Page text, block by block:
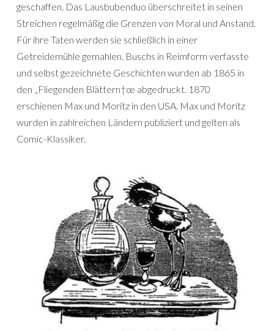
geschaffen. Das Lausbubenduo überschreitet in seinen
Streichen regelmäßig die Grenzen von Moral und Anstand.
Für ihre Taten werden sie schließlich in einer
Getreidemühle gemahlen. Buschs in Reimform verfasste
und selbst gezeichnete Geschichten wurden ab 1865 in
den „Fliegenden Blättern†œ abgedruckt. 1870
erschienen Max und Moritz in den USA. Max und Moritz
wurden in zahlreichen Ländern publiziert und gelten als
Comic-Klassiker.